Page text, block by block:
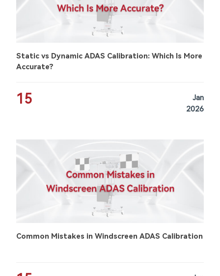
Static vs Dynamic ADAS Calibration: Which Is More
Accurate?
15
Jan
2026
Common Mistakes in Windscreen ADAS Calibration